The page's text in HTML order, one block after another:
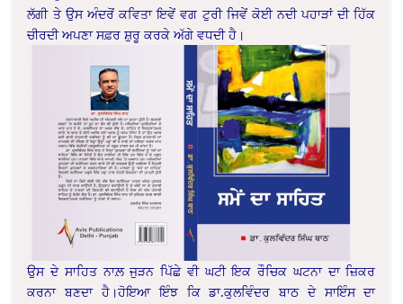
ਲੱਗੀ ਤੇ ਉਸ ਅੰਦਰੋਂ ਕਵਿਤਾ ਇਵੇਂ ਵਗ ਟੁਰੀ ਜਿਵੇਂ ਕੋਈ ਨਦੀ ਪਹਾੜਾਂ ਦੀ ਹਿੱਕ
ਚੀਰਦੀ ਅਪਣਾ ਸਫ਼ਰ ਸ਼ੁਰੂ ਕਰਕੇ ਅੱਗੇ ਵਧਦੀ ਹੈ।
ਉਸ ਦੇ ਸਾਹਿਤ ਨਾਲ਼ ਜੁੜਨ ਪਿੱਛੇ ਵੀ ਘਟੀ ਇਕ ਰੌਚਿਕ ਘਟਨਾ ਦਾ ਜ਼ਿਕਰ
ਕਰਨਾ ਬਣਦਾ ਹੈ।ਹੋਇਆ ਇੰਝ ਕਿ ਡਾ.ਕੁਲਵਿੰਦਰ ਬਾਠ ਦੇ ਸਾਇੰਸ ਦਾ